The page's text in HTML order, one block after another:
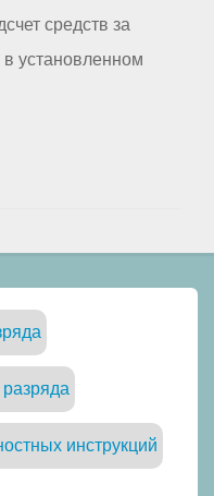
средств за
установленном
инструкций